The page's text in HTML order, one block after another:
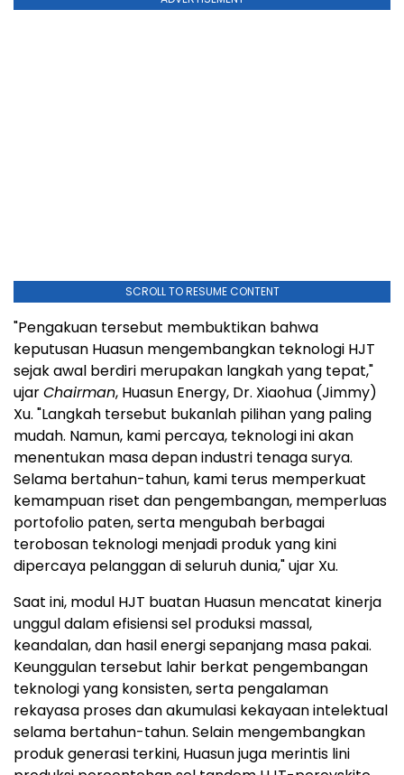
SCROLL TO RESUME CONTENT
"Pengakuan tersebut membuktikan bahwa
keputusan Huasun mengembangkan teknologi HJT
sejak awal berdiri merupakan langkah yang tepat,"
ujarChairman, Huasun Energy, Dr. Xiaohua (Jimmy)
Xu. "Langkah tersebut bukanlah pilihan yang paling
mudah. Namun, kami percaya, teknologi ini akan
menentukan masa depan industri tenaga surya.
Selama bertahun-tahun, kami terus memperkuat
kemampuan riset dan pengembangan, memperluas
portofolio paten, serta mengubah berbagai
terobosan teknologi menjadi produk yang kini
dipercaya pelanggan di seluruh dunia," ujar Xu.
Saat ini, modul HJT buatan Huasun mencatat kinerja
unggul dalam efisiensi sel produksi massal,
keandalan, dan hasil energi sepanjang masa pakai.
Keunggulan tersebut lahir berkat pengembangan
teknologi yang konsisten, serta pengalaman
rekayasa proses dan akumulasi kekayaan intelektual
selama bertahun-tahun. Selain mengembangkan
produk generasi terkini, Huasun juga merintis lini